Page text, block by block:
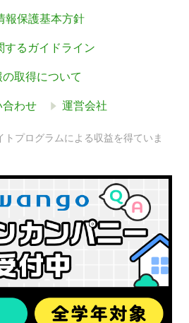
報保護基本方針
するガイドライン
取得について
合わせ 運営会社
プログラムによる収益を得ていま